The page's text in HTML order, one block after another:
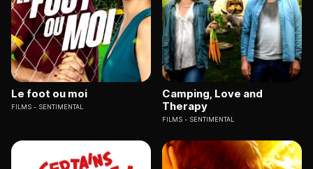
Le foot ou moi
FILMS SENTIMENTAL
Camping, Love and
Therapy
FILMS SENTIMENTAL